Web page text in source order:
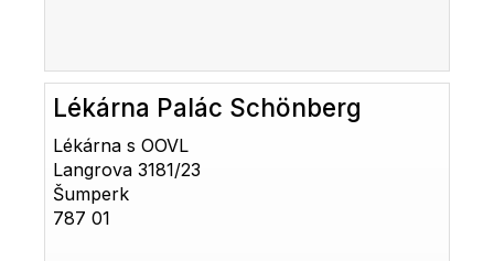
Lékárna Palác Schönberg
Lékárna s OOVL
Langrova 3181/23
Šumperk
787 01